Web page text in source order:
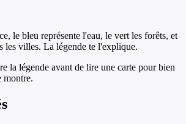
le bleu représente l'eau, le vert les forêts, et
les villes. La légende te l'explique.
la légende avant de lire une carte pour bien
montre.